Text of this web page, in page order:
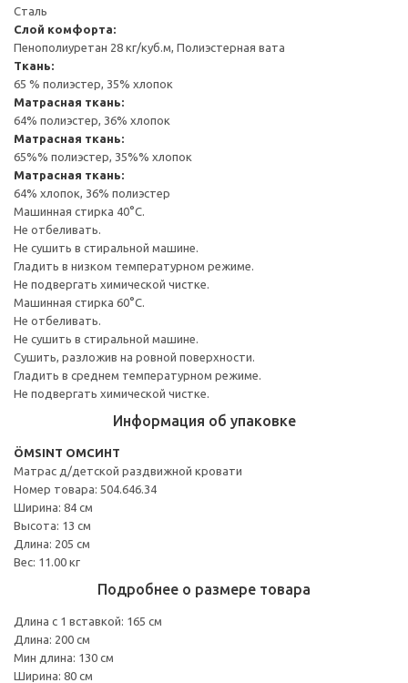
Сталь
Слой комфорта:
Пенополиуретан 28 кг/куб.м, Полиэстерная вата
Ткань:
65 % полиэстер, 35% хлопок
Матрасная ткань:
64% полиэстер, 36% хлопок
Матрасная ткань:
65%% полиэстер, 35%% хлопок
Матрасная ткань:
64% хлопок, 36% полиэстер
Машинная стирка 40°С.
Не отбеливать.
Не сушить в стиральной машине.
Гладить в низком температурном режиме.
Не подвергать химической чистке.
Машинная стирка 60°С.
Не отбеливать.
Не сушить в стиральной машине.
Сушить, разложив на ровной поверхности.
Гладить в среднем температурном режиме.
Не подвергать химической чистке.
Информация об упаковке
ÖMSINT ОМСИНТ
Матрас д/детской раздвижной кровати
Номер товара: 504.646.34
Ширина: 84 см
Высота: 13 см
Длина: 205 см
Вес: 11.00 кг
Подробнее о размере товара
Длина с 1 вставкой: 165 см
Длина: 200 см
Мин длина: 130 см
Ширина: 80 см